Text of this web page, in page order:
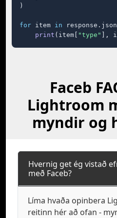
)
for item in
print (item[ "type" ],
Faceb
Lightroom
myndir og
Hvernig get ég vistað
með Faceb?
Líma hvaða opinbera
reitinn hér að ofan -